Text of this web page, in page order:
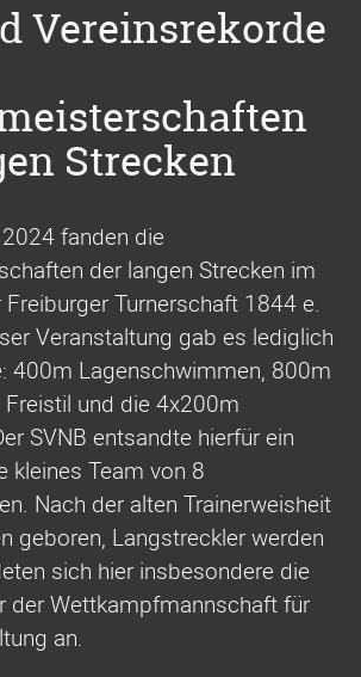
Vereinsrekorde
Strecken
fanden die
der langen Strecken im
Turnerschaft 1844 e.
Veranstaltung gab es lediglich
400m Lagenschwimmen, 800m
und die 4x200m
SVNB entsandte hierfür ein
kleines Team von 8
Nach der alten Trainerweisheit
geboren, Langstreckler werden
sich hier insbesondere die
der Wettkampfmannschaft für
an.